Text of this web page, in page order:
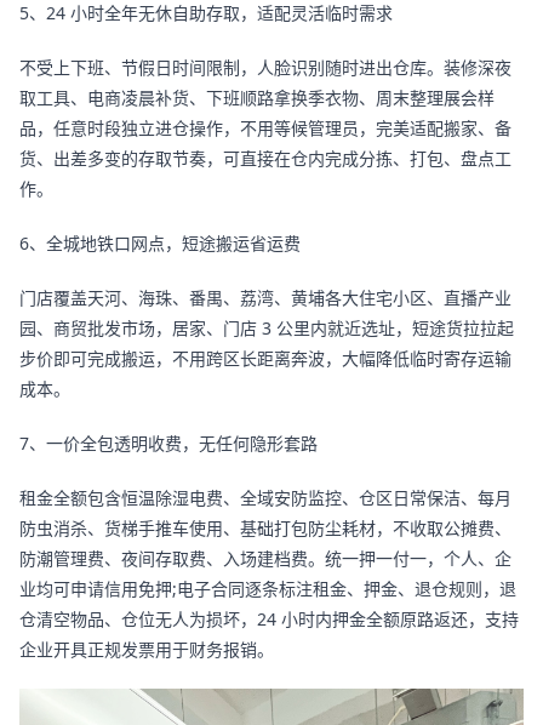
5、24 小时全年无休自助存取，适配灵活临时需求
不受上下班、节假日时间限制，人脸识别随时进出仓库。装修深夜
取工具、电商凌晨补货、下班顺路拿换季衣物、周末整理展会样
品，任意时段独立进仓操作，不用等候管理员，完美适配搬家、备
货、出差多变的存取节奏，可直接在仓内完成分拣、打包、盘点工
作。
6、全城地铁口网点，短途搬运省运费
门店覆盖天河、海珠、番禺、荔湾、黄埔各大住宅小区、直播产业
园、商贸批发市场，居家、门店 3 公里内就近选址，短途货拉拉起
步价即可完成搬运，不用跨区长距离奔波，大幅降低临时寄存运输
成本。
7、一价全包透明收费，无任何隐形套路
租金全额包含恒温除湿电费、全域安防监控、仓区日常保洁、每月
防虫消杀、货梯手推车使用、基础打包防尘耗材，不收取公摊费、
防潮管理费、夜间存取费、入场建档费。统一押一付一，个人、企
业均可申请信用免押;电子合同逐条标注租金、押金、退仓规则，退
仓清空物品、仓位无人为损坏，24 小时内押金全额原路返还，支持
企业开具正规发票用于财务报销。